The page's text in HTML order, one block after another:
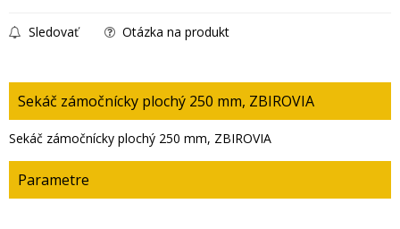
Sledovať Otázka na produkt
Sekáč zámočnícky plochý 250 mm, ZBIROVIA
Sekáč zámočnícky plochý 250 mm, ZBIROVIA
Parametre